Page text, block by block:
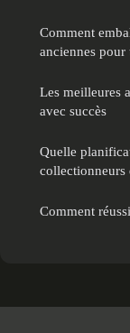
Comment
anciennes pour
Les meilleures
avec succès
Quelle
collectionneurs
Comment